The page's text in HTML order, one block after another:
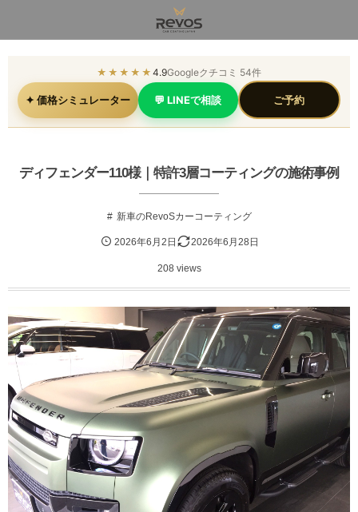
★★★★★ 4.9Googleクチコミ 54件
✦ 価格シミュレーター 💬 LINEで相談 ご予約
ディフェンダー110様｜特許3層コーティングの施術事例
新車のRevoSカーコーティング
2026年6月2日 2026年6月28日
208 views